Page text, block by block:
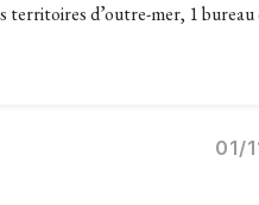
d’outre-mer, 1 bureau
01/